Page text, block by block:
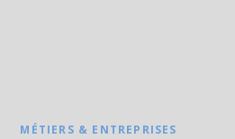
MÉTIERS & ENTREPRISES